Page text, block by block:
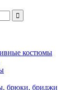

костюмы
брюки, бриджи